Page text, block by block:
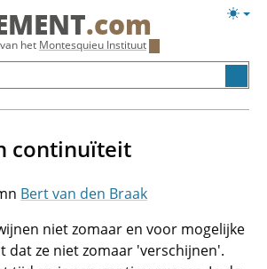
.com
het Montesquieu Instituut
continuïteit
Bert van den Braak
niet zomaar en voor mogelijke
dat ze niet zomaar 'verschijnen'.